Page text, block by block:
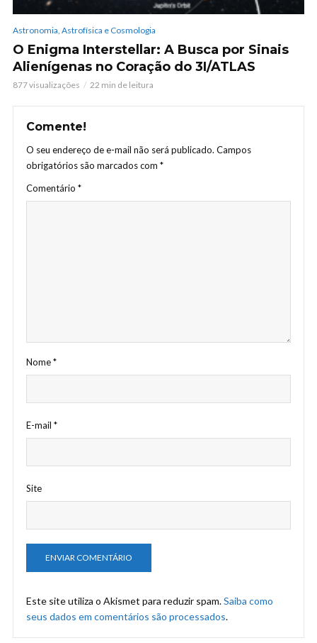
Astronomia, Astrofísica e Cosmologia
O Enigma Interstellar: A Busca por Sinais
Alienígenas no Coração do 3I/ATLAS
877 visualizações 22 min de leitura
Comente!
O seu endereço de e-mail não será publicado. Campos
obrigatórios são marcados com *
Comentário *
Nome*
E-mail *
Site
Este site utiliza o Akismet para reduzir spam.Saiba como
seus dados em comentários são processados.